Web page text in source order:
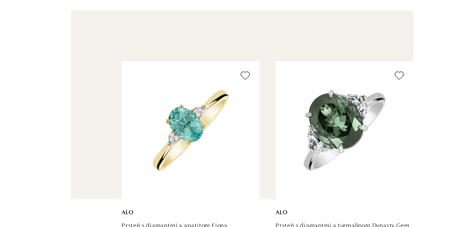
ALO
Prsteň s diamantmi a apatitom Fiona
ALO
Prsteň s diamantmi a turmalínom Dynasty Gem